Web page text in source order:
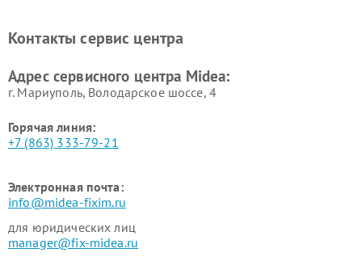
пылесосов Midea
Midea
Контакты сервис центра
Адрес сервисного центра Midea:
г. Мариуполь, Володарское шоссе, 4
Горячая линия:
+7 (863) 333-79-21
Электронная почта:
info@midea-fixim.ru
для юридических лиц
manager@fix-midea.ru